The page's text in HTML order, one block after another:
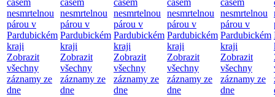
časem
nesmrtelnou
párou v
Pardubickém
kraji
Zobrazit
všechny
záznamy ze
dne
časem
nesmrtelnou
párou v
Pardubickém
kraji
Zobrazit
všechny
záznamy ze
dne
časem
nesmrtelnou
párou v
Pardubickém
kraji
Zobrazit
všechny
záznamy ze
dne
časem
nesmrtelnou
párou v
Pardubickém
kraji
Zobrazit
všechny
záznamy ze
dne
časem
nesmrtelnou
párou v
Pardubickém
kraji
Zobrazit
všechny
záznamy ze
dne